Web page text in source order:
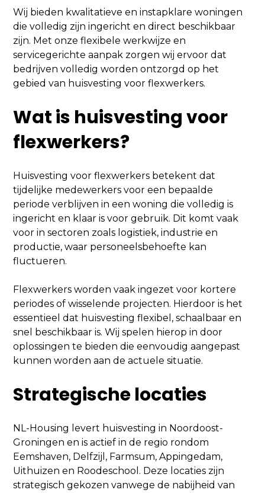
Wij bieden kwalitatieve en instapklare woningen
die volledig zijn ingericht en direct beschikbaar
zijn. Met onze flexibele werkwijze en
servicegerichte aanpak zorgen wij ervoor dat
bedrijven volledig worden ontzorgd op het
gebied van huisvesting voor flexwerkers.
Wat is huisvesting voor
flexwerkers?
Huisvesting voor flexwerkers betekent dat
tijdelijke medewerkers voor een bepaalde
periode verblijven in een woning die volledig is
ingericht en klaar is voor gebruik. Dit komt vaak
voor in sectoren zoals logistiek, industrie en
productie, waar personeelsbehoefte kan
fluctueren.
Flexwerkers worden vaak ingezet voor kortere
periodes of wisselende projecten. Hierdoor is het
essentieel dat huisvesting flexibel, schaalbaar en
snel beschikbaar is. Wij spelen hierop in door
oplossingen te bieden die eenvoudig aangepast
kunnen worden aan de actuele situatie.
Strategische locaties
NL-Housing levert huisvesting in Noordoost-
Groningen en is actief in de regio rondom
Eemshaven, Delfzijl, Farmsum, Appingedam,
Uithuizen en Roodeschool. Deze locaties zijn
strategisch gekozen vanwege de nabijheid van